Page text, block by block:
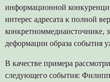
информационной
интерес адресата к полной
конкретноммедиаисточнике,
деформации образа события
В качестве примера
следующего события: